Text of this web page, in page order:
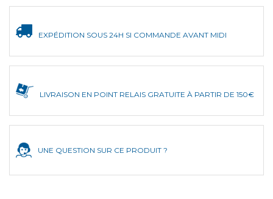
EXPÉDITION SOUS 24H SI COMMANDE AVANT MIDI
LIVRAISON EN POINT RELAIS GRATUITE À PARTIR DE 150€
UNE QUESTION SUR CE PRODUIT ?